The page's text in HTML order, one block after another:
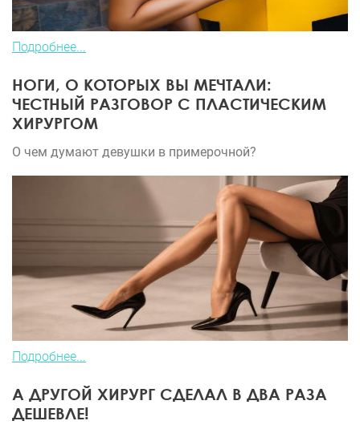
Подробнее...
НОГИ, О КОТОРЫХ ВЫ МЕЧТАЛИ:
ЧЕСТНЫЙ РАЗГОВОР С ПЛАСТИЧЕСКИМ
ХИРУРГОМ
О чем думают девушки в примерочной?
Подробнее...
А ДРУГОЙ ХИРУРГ СДЕЛАЛ В ДВА РАЗА
ДЕШЕВЛЕ!